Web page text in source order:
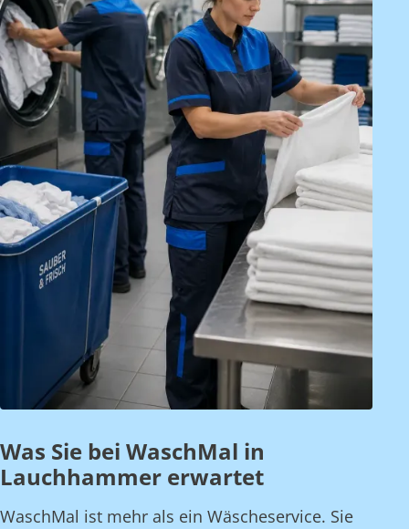
Was Sie bei WaschMal in
Lauchhammer erwartet
WaschMal ist mehr als ein Wäscheservice. Sie